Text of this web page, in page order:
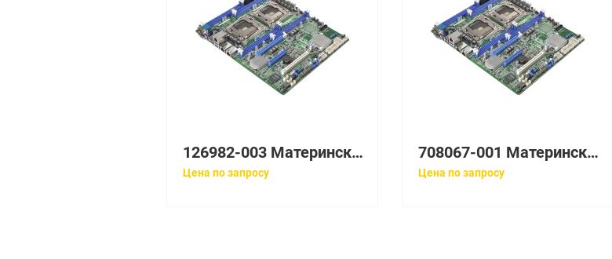
126982-003 Материнская плата HP System I/O board для ML750 G1
Цена по запросу
708067-001 Материнская плата HP A-side system board для BL680c G7
Цена по запросу